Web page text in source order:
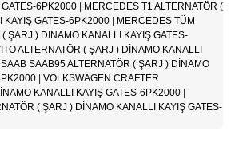
6PK2000
MERCEDES T1 ALTERNATÖR (
KAYIŞ GATES-6PK2000
MERCEDES TÜM
ŞARJ ) DİNAMO KANALLI KAYIŞ GATES-
ALTERNATÖR ( ŞARJ ) DİNAMO KANALLI
SAAB SAAB95 ALTERNATÖR ( ŞARJ ) DİNAMO
VOLKSWAGEN CRAFTER
KANALLI KAYIŞ GATES-6PK2000
( ŞARJ ) DİNAMO KANALLI KAYIŞ GATES-